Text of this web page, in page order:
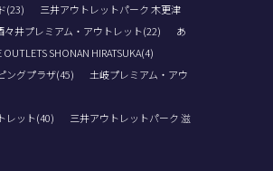
(23)
三井アウトレットパーク 木更津
々井プレミアム・アウトレット(22)
あ
OUTLETS SHONAN HIRATSUKA(4)
ングプラザ(45)
土岐プレミアム・アウ
レット(40) 三井アウトレットパーク 滋